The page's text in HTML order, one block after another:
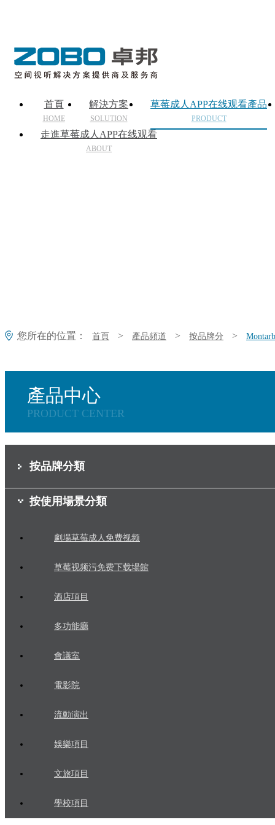
首頁
HOME
解決方案
SOLUTION
草莓成人APP在线观看產品
PRODUCT
走進草莓成人APP在线观看
ABOUT
您所在的位置： 首頁 > 產品頻道 > 按品牌分 >
產品中心
PRODUCT CENTER
按品牌分類
按使用場景分類
劇場草莓成人免费视频
草莓视频污免费下载場館
酒店項目
多功能廳
會議室
電影院
流動演出
娛樂項目
文旅項目
學校項目